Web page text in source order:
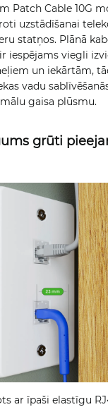
Patch Cable 10G
uzstādīšanai
statņos. Plānā
iespējams viegli
un iekārtām,
vadu
gaisa plūsmu.
grūti
ar īpaši elastīgu